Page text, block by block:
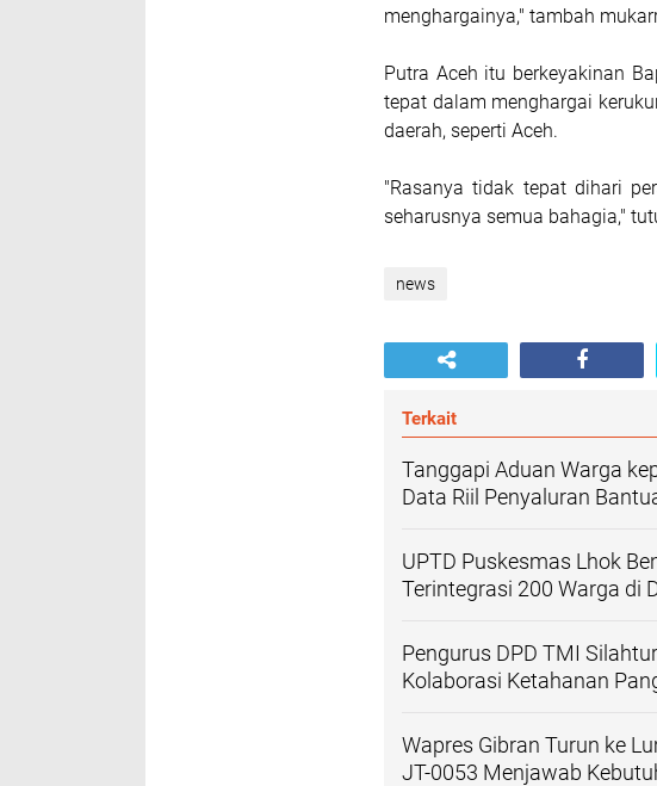
menghargainya," tambah
Putra Aceh itu berkeyakinan
tepat dalam menghargai
daerah, seperti Aceh.
"Rasanya tidak tepat dihari
seharusnya semua bahagia,"
news
Terkait
Tanggapi Aduan Warga
Data Riil Penyaluran
UPTD Puskesmas Lhok
Terintegrasi 200 Warga di
Pengurus DPD TMI
Kolaborasi Ketahanan
Wapres Gibran Turun ke
JT-0053 Menjawab